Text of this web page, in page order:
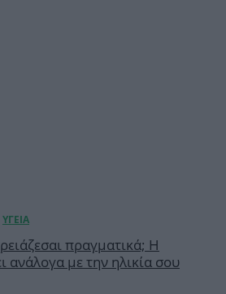
πραγματικά; Η
ανάλογα με την ηλικία σου